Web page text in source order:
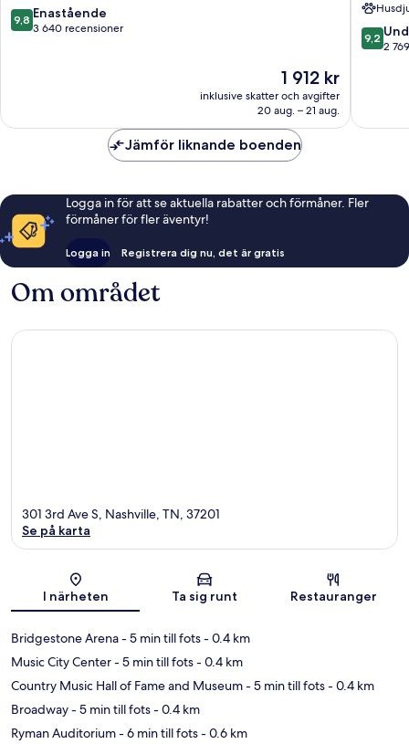
Centrala
Nashville
9.8
av
9,8 Enastående
3 640 recensioner
Priset
1 912 kr
1 912 kr
inklusive skatter och avgifter
20 aug. – 21 aug.
Centrala
9.2
av
9,2
2
Jämför liknande boenden
Logga in för att se aktuella rabatter och förmåner. Fler
förmåner för fler äventyr!
Logga in Registrera dig nu, det är gratis
Om området
Karta
301 3rd Ave S, Nashville, TN, 37201
Se på karta
I närheten Ta sig runt Restauranger
Bridgestone Arena- 5 min till fots- 0.4 km
Music City Center- 5 min till fots- 0.4 km
Country Music Hall of Fame and Museum- 5 min till fots- 0.4 km
Broadway- 5 min till fots- 0.4 km
Ryman Auditorium- 6 min till fots- 0.6 km